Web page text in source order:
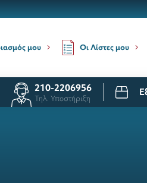
μου Οι Λίστες μου
210-2206956
Τηλ. Υποστήριξη